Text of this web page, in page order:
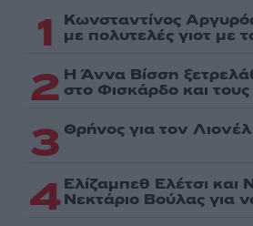
1 Κωνσταντίνος
με πολυτελές γιοτ με
2 Η Άννα Βίσση
στο Φισκάρδο και
3 Θρήνος για τον
4 Ελίζαμπεθ Ελέτσι
Νεκτάριο Βούλας για